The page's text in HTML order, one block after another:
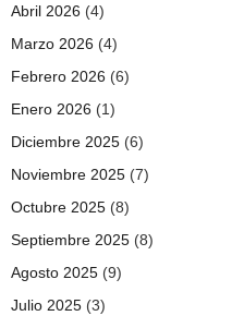
Abril 2026 (4)
Marzo 2026 (4)
Febrero 2026 (6)
Enero 2026 (1)
Diciembre 2025 (6)
Noviembre 2025 (7)
Octubre 2025 (8)
Septiembre 2025 (8)
Agosto 2025 (9)
Julio 2025 (3)